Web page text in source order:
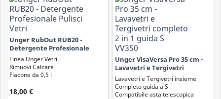
Unger RubOut RUB20 -
Detergente Profesionale
Pulisci Vetri
Linea Unger Vetri
Rimuovi Calcare
Flacone da 0,5 l
18,00 €
Unger VisaVersa Pro 35 cm -
Lavavetri e Tergivetri
completo 2 in 1 guida S
Lavavetri e Tergivetri insieme
Completo guida a S
Compatibile asta telescopica